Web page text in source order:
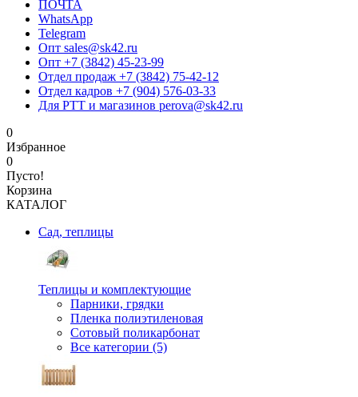
ПОЧТА
WhatsApp
Telegram
Опт sales@sk42.ru
Опт +7 (3842) 45-23-99
Отдел продаж +7 (3842) 75-42-12
Отдел кадров +7 (904) 576-03-33
Для РТТ и магазинов perova@sk42.ru
0
Избранное
0
Пусто!
Корзина
КАТАЛОГ
Сад, теплицы
Теплицы и комплектующие
Парники, грядки
Пленка полиэтиленовая
Сотовый поликарбонат
Все категории (5)